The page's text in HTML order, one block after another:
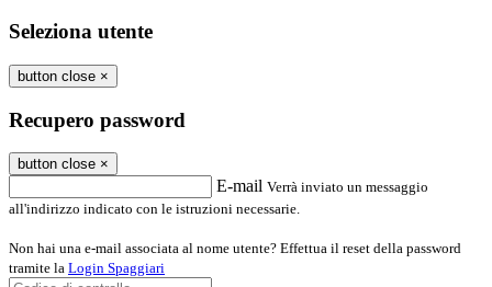
Seleziona utente
button close ×
Recupero password
button close ×
E-mail Verrà inviato un messaggio
all'indirizzo indicato con le istruzioni necessarie.
Non hai una e-mail associata al nome utente? Effettua il reset della password
tramite la Login Spaggiari